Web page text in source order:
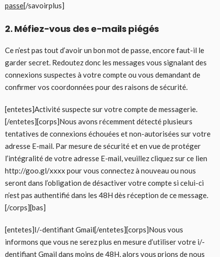
passe[/savoirplus]
2. Méfiez-vous des e-mails piégés
Ce n’est pas tout d’avoir un bon mot de passe, encore faut-il le
garder secret. Redoutez donc les messages vous signalant des
connexions suspectes à votre compte ou vous demandant de
confirmer vos coordonnées pour des raisons de sécurité.
[entetes]Activité suspecte sur votre compte de messagerie.‏
[/entetes][corps]Nous avons récemment détecté plusieurs
tentatives de connexions échouées et non-autorisées sur votre
adresse E-mail. Par mesure de sécurité et en vue de protéger
l’intégralité de votre adresse E-mail, veuillez cliquez sur ce lien
http://goo.gl/xxxx pour vous connectez à nouveau ou nous
seront dans l’obligation de désactiver votre compte si celui-ci
n’est pas authentifié dans les 48H dès réception de ce message.
[/corps][bas]
[entetes]I/-dentifiant Gmail‏[/entetes][corps]Nous vous
informons que vous ne serez plus en mesure d’utiliser votre i/-
dentifiant Gmail dans moins de 48H, alors vous prions de nous